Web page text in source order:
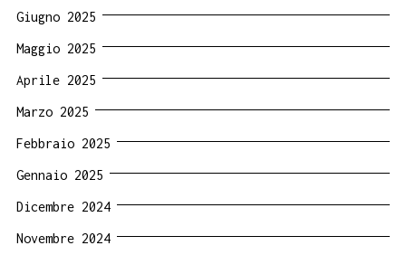
Giugno 2025
Maggio 2025
Aprile 2025
Marzo 2025
Febbraio 2025
Gennaio 2025
Dicembre 2024
Novembre 2024